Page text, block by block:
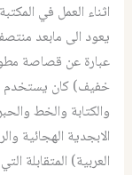
اثناء العمل في
يعود الى مابعد
عبارة عن قصاصة
خفيف) كان يستخدم
والكتابة والخط
الابجدية الهجائية
العربية) المتقابلة